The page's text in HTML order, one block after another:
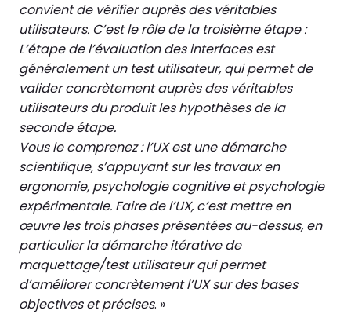
convient de vérifier auprès des véritables
utilisateurs. C’est le rôle de la troisième étape :
L‘étape de l’évaluation des interfaces est
généralement un test utilisateur, qui permet de
valider concrètement auprès des véritables
utilisateurs du produit les hypothèses de la
seconde étape.
Vous le comprenez : l’UX est une démarche
scientifique, s’appuyant sur les travaux en
ergonomie, psychologie cognitive et psychologie
expérimentale. Faire de l’UX, c’est mettre en
œuvre les trois phases présentées au-dessus, en
particulier la démarche itérative de
maquettage/test utilisateur qui permet
d’améliorer concrètement l’UX sur des bases
objectives et précises. »